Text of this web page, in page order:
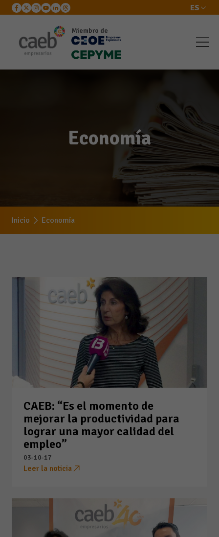
ES
Miembro de
Economía
Inicio Economía
CAEB: “Es el momento de
mejorar la productividad para
lograr una mayor calidad del
empleo”
03-10-17
Leer la noticia